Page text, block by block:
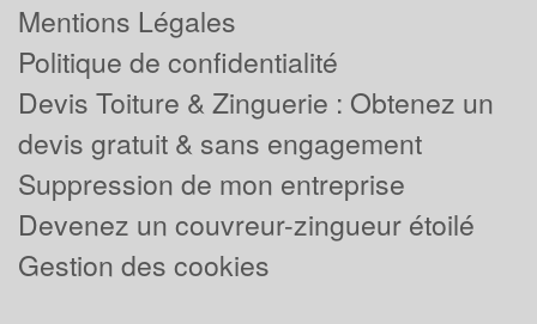
Mentions Légales
Politique de confidentialité
Devis Toiture & Zinguerie : Obtenez un
devis gratuit & sans engagement
Suppression de mon entreprise
Devenez un couvreur-zingueur étoilé
Gestion des cookies